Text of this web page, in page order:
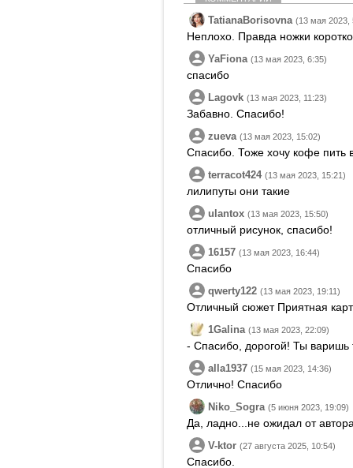
TatianaBorisovna (13 мая 2023,
Неплохо. Правда ножки
YaFiona (13 мая 2023, 6:35)
спасибо
Lagovk (13 мая 2023, 11:23)
Забавно. Спасибо!
zueva (13 мая 2023, 15:02)
Спасибо. Тоже хочу кофе пить
terracot424 (13 мая 2023, 15:21)
лилипуты они такие
ulantox (13 мая 2023, 15:50)
отличный рисунок, спасибо!
16157 (13 мая 2023, 16:44)
Спасибо
qwerty122 (13 мая 2023, 19:11)
Отличный сюжет Приятная
1Galina (13 мая 2023, 22:09)
- Спасибо, дорогой! Ты варишь
alla1937 (15 мая 2023, 14:36)
Отлично! Спасибо
Niko_Sogra (5 июня 2023, 19:09)
Да, ладно...не ожидал от
V-ktor (27 августа 2025, 10:54)
Спасибо.